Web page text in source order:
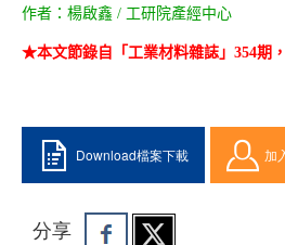
作者：楊啟鑫 / 工研院產經中心
★本文節錄自「工業材料雜誌」354期
Download檔案下載 加
分享